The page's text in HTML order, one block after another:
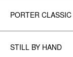
PORTER CLASSIC
STILL BY HAND